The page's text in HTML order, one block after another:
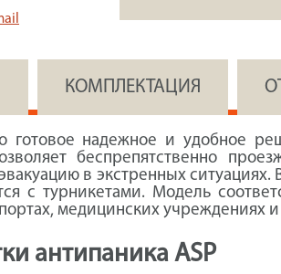
КОМПЛЕКТАЦИЯ
готовое надежное и удобное
беспрепятственно
в экстренных
с турникетами. Модель
медицинских учреждениях
антипаника ASP